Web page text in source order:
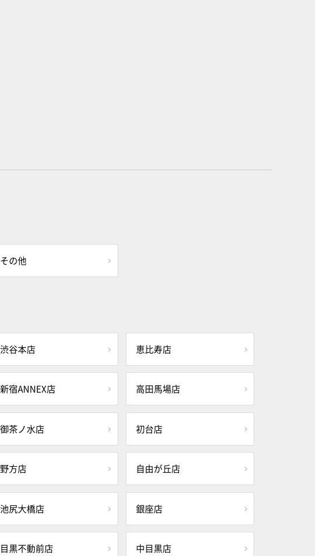
その他
渋谷本店 恵比寿店
新宿ANNEX店 高田馬場店
御茶ノ水店 初台店
野方店 自由が丘店
池尻大橋店 銀座店
目黒不動前店 中目黒店